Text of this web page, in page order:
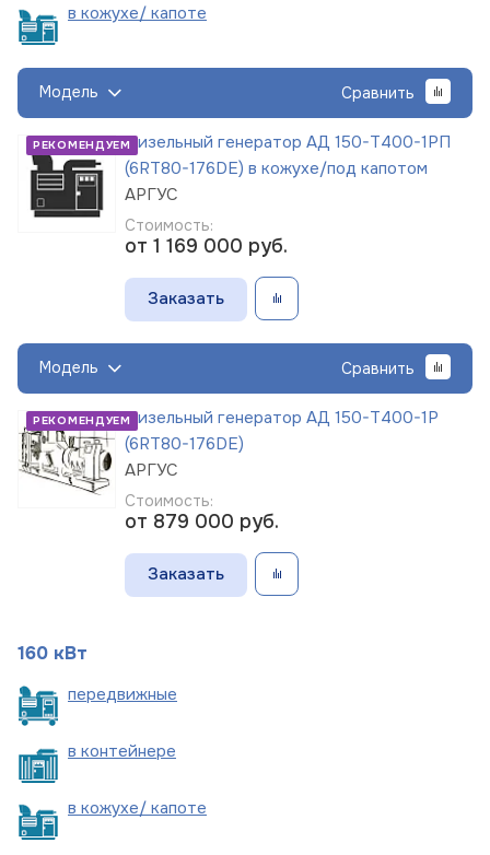
в кожухе/ капоте
Модель Сравнить
РЕКОМЕНДУЕМДизельный генератор АД 150-Т400-1РП
(6RT80-176DE) в кожухе/под капотом
АРГУС
Стоимость:
от 1 169 000 руб.
Заказать
Модель Сравнить
РЕКОМЕНДУЕМДизельный генератор АД 150-Т400-1Р
(6RT80-176DE)
АРГУС
Стоимость:
от 879 000 руб.
Заказать
160 кВт
передвижные
в контейнере
в кожухе/ капоте